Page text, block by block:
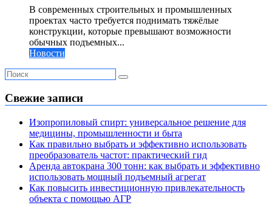
В современных строительных и промышленных
проектах часто требуется поднимать тяжёлые
конструкции, которые превышают возможности
обычных подъемных...
Новости
Свежие записи
Изопропиловый спирт: универсальное решение для
медицины, промышленности и быта
Как правильно выбрать и эффективно использовать
преобразователь частот: практический гид
Аренда автокрана 300 тонн: как выбрать и эффективно
использовать мощный подъемный агрегат
Как повысить инвестиционную привлекательность
объекта с помощью АГР